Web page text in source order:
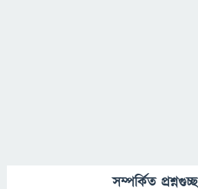
সম্পর্কিত প্রশ্নগুচ্ছ